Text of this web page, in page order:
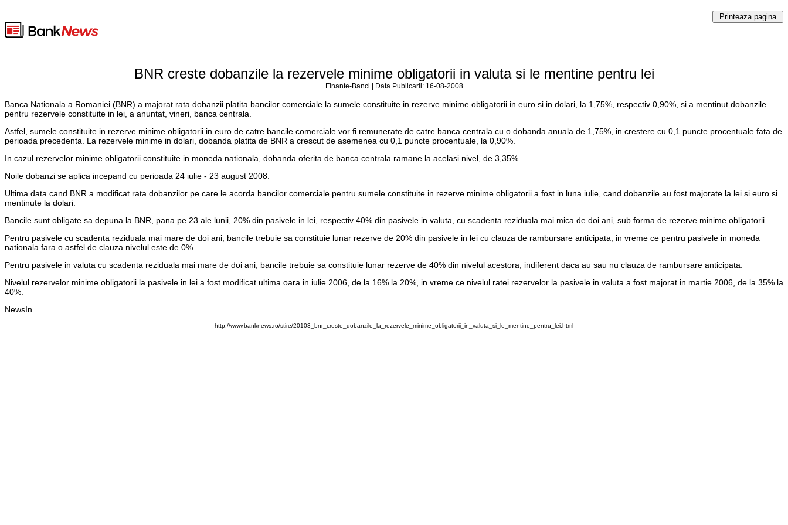
BNR creste dobanzile la rezervele minime obligatorii in valuta si le mentine pentru lei
Finante-Banci | Data Publicarii: 16-08-2008
Banca Nationala a Romaniei (BNR) a majorat rata dobanzii platita bancilor comerciale la sumele constituite in rezerve minime obligatorii in euro si in dolari, la 1,75%, respectiv 0,90%, si a mentinut dobanzile
pentru rezervele constituite in lei, a anuntat, vineri, banca centrala.
Astfel, sumele constituite in rezerve minime obligatorii in euro de catre bancile comerciale vor fi remunerate de catre banca centrala cu o dobanda anuala de 1,75%, in crestere cu 0,1 puncte procentuale fata de
perioada precedenta. La rezervele minime in dolari, dobanda platita de BNR a crescut de asemenea cu 0,1 puncte procentuale, la 0,90%.
In cazul rezervelor minime obligatorii constituite in moneda nationala, dobanda oferita de banca centrala ramane la acelasi nivel, de 3,35%.
Noile dobanzi se aplica incepand cu perioada 24 iulie - 23 august 2008.
Ultima data cand BNR a modificat rata dobanzilor pe care le acorda bancilor comerciale pentru sumele constituite in rezerve minime obligatorii a fost in luna iulie, cand dobanzile au fost majorate la lei si euro si
mentinute la dolari.
Bancile sunt obligate sa depuna la BNR, pana pe 23 ale lunii, 20% din pasivele in lei, respectiv 40% din pasivele in valuta, cu scadenta reziduala mai mica de doi ani, sub forma de rezerve minime obligatorii.
Pentru pasivele cu scadenta reziduala mai mare de doi ani, bancile trebuie sa constituie lunar rezerve de 20% din pasivele in lei cu clauza de rambursare anticipata, in vreme ce pentru pasivele in moneda
nationala fara o astfel de clauza nivelul este de 0%.
Pentru pasivele in valuta cu scadenta reziduala mai mare de doi ani, bancile trebuie sa constituie lunar rezerve de 40% din nivelul acestora, indiferent daca au sau nu clauza de rambursare anticipata.
Nivelul rezervelor minime obligatorii la pasivele in lei a fost modificat ultima oara in iulie 2006, de la 16% la 20%, in vreme ce nivelul ratei rezervelor la pasivele in valuta a fost majorat in martie 2006, de la 35% la
40%.
NewsIn
http://www.banknews.ro/stire/20103_bnr_creste_dobanzile_la_rezervele_minime_obligatorii_in_valuta_si_le_mentine_pentru_lei.html